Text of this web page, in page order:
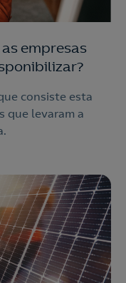
empresas
consiste esta
que levaram a